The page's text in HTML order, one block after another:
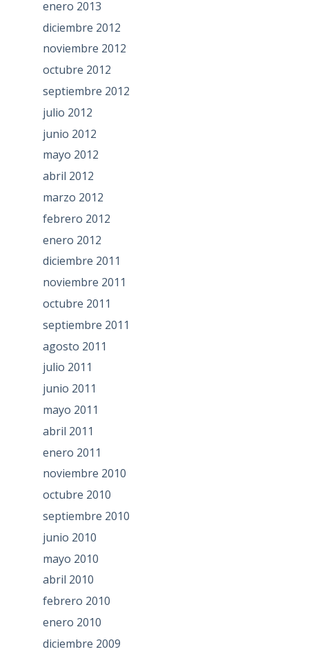
enero 2013
diciembre 2012
noviembre 2012
octubre 2012
septiembre 2012
julio 2012
junio 2012
mayo 2012
abril 2012
marzo 2012
febrero 2012
enero 2012
diciembre 2011
noviembre 2011
octubre 2011
septiembre 2011
agosto 2011
julio 2011
junio 2011
mayo 2011
abril 2011
enero 2011
noviembre 2010
octubre 2010
septiembre 2010
junio 2010
mayo 2010
abril 2010
febrero 2010
enero 2010
diciembre 2009